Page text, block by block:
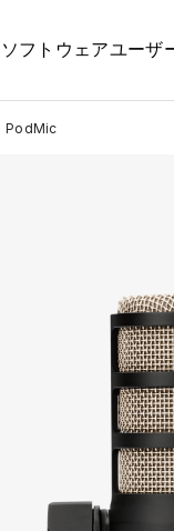
ソフトウェアユーザ
PodMic